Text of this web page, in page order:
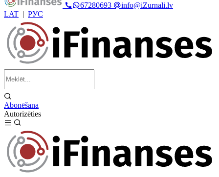
67280693
info@iZurnali.lv
LAT | РУС
Abonēšana
Autorizēties